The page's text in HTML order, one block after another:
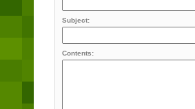
Subject:
Contents: